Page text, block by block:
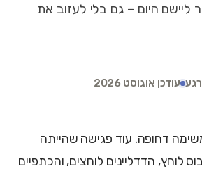
ליישם היום – גם בלי לעזוב את
עודכן אוגוסט 2026
משימה דחופה. עוד פגישה שהייתה
לוחץ, הדדליינים לוחצים, והכתפיים